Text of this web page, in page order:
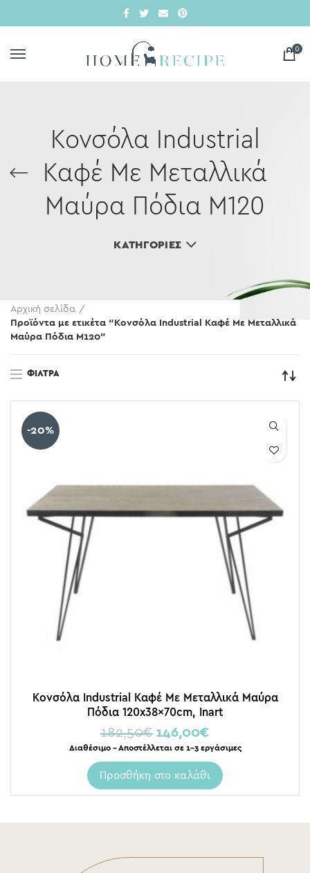
0
Κονσόλα Industrial
Καφέ Με Μεταλλικά
Μαύρα Πόδια Μ120
ΚΑΤΗΓΟΡΊΕΣ
Αρχική σελίδα
Προϊόντα με ετικέτα “Κονσόλα Industrial Καφέ Με Μεταλλικά
Μαύρα Πόδια Μ120”
ΦΊΛΤΡΑ
-20%
Κονσόλα Industrial Καφέ Με Μεταλλικά Μαύρα
Πόδια 120x38x70cm, Inart
182,50€ 146,00€
Διαθέσιμο – Αποστέλλεται σε 1-3 εργάσιμες
Προσθήκη στο καλάθι